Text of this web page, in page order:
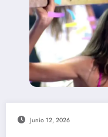
Junio 12, 2026